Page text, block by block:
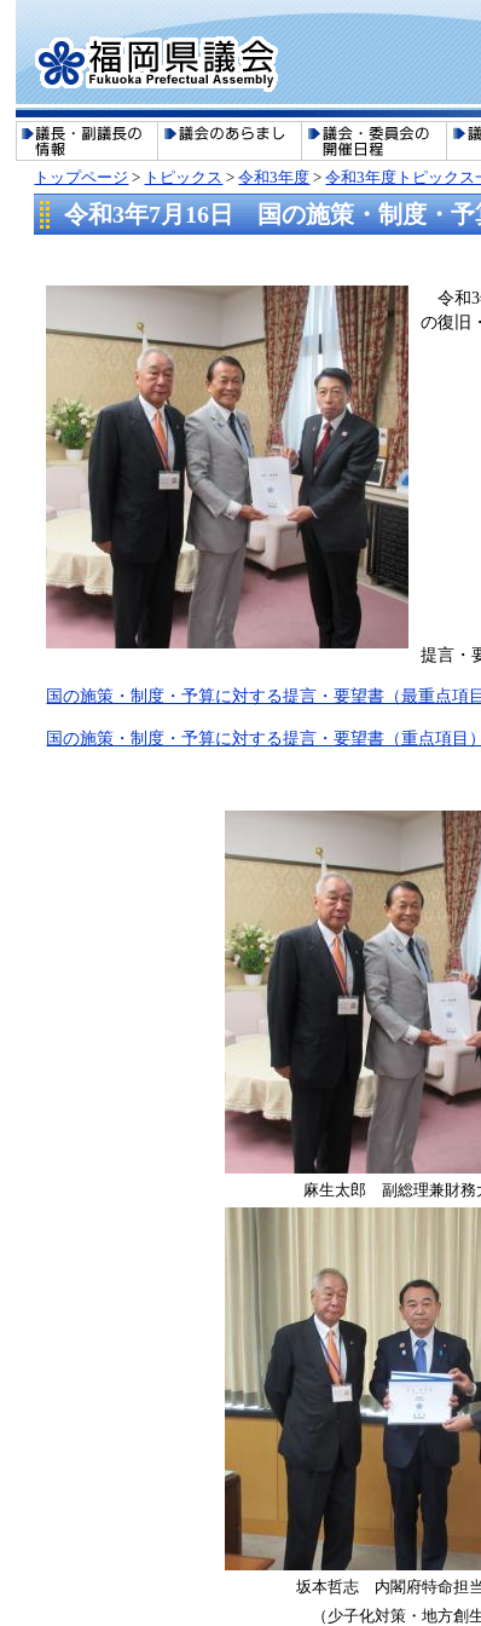
トップページ > トピックス >令和3年度 >令和3年度トピックス
令和3年7月16日 国の施策・制度・
令和
の復旧
提言・
国の施策・制度・予算に対する提言・要望書（最重点項
国の施策・制度・予算に対する提言・要望書（重点項
麻生太郎 副総理兼財務
坂本哲志 内閣府特命担
（少子化対策・地方創生